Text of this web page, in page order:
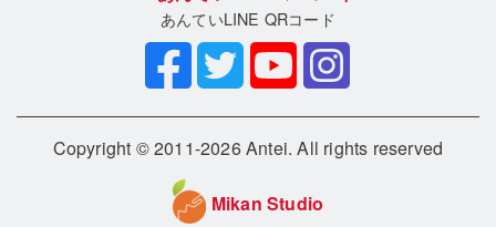
あんていLINE QRコード
Copyright © 2011-2026 Antei. All rights reserved
Mikan Studio